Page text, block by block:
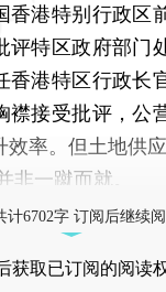
香港特别行政区
评特区政府部门
香港特区行政长
襟接受批评，公
率。但土地供
非一蹴而就。
计6702字 订阅后继续
获取已订阅的阅读